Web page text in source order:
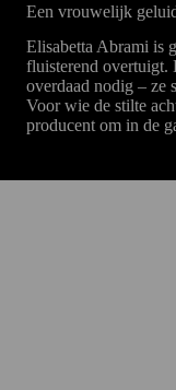
Een vrouwelijk
Elisabetta Abrami is
fluisterend overtuigt.
overdaad nodig – ze
Voor wie de stilte
producent om in de